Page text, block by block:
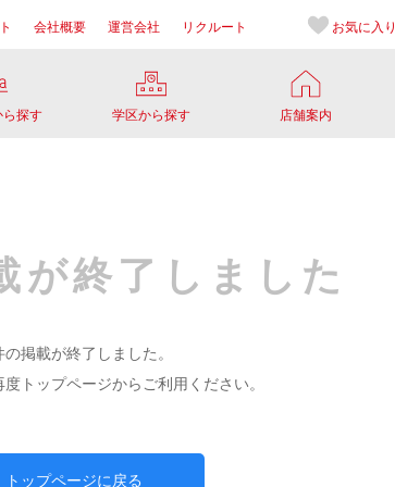
会社概要 運営会社 リクルート お気に入り
ら探す 学区から探す 店舗案内
が終了しました
の掲載が終了しました。
トップページからご利用ください。
トップページに戻る